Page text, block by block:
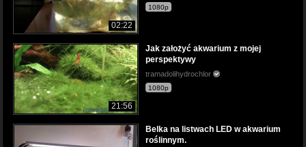
02:22
1080p
21:56
Jak założyć akwarium z mojej
perspektywy
tramadolihydrochlor
1080p
Belka na listwach LED w akwarium
roślinnym.